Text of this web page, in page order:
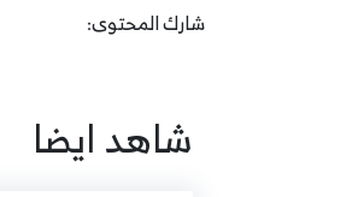
شارك المحتوى:
شاهد ايضا